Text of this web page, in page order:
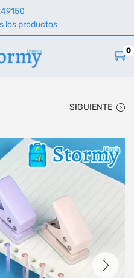
los productos
0
SIGUIENTE